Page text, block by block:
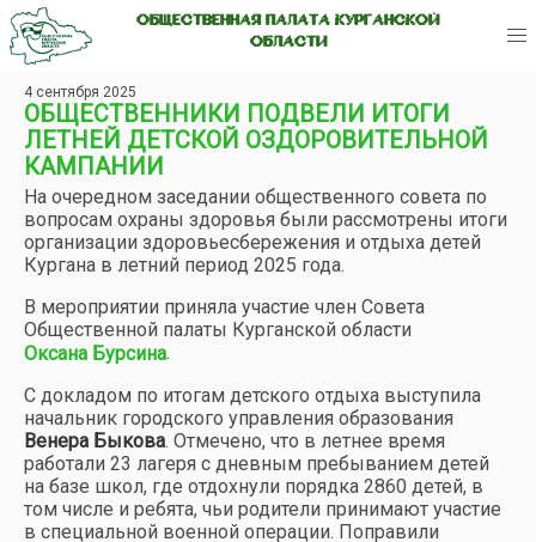
ОБЩЕСТВЕННАЯ ПАЛАТА КУРГАНСКОЙ
ОБЛАСТИ
4 сентября 2025
ОБЩЕСТВЕННИКИ ПОДВЕЛИ ИТОГИ
ЛЕТНЕЙ ДЕТСКОЙ ОЗДОРОВИТЕЛЬНОЙ
КАМПАНИИ
На очередном заседании общественного совета по
вопросам охраны здоровья были рассмотрены итоги
организации здоровьесбережения и отдыха детей
Кургана в летний период 2025 года.
В мероприятии приняла участие член Совета
Общественной палаты Курганской области
Оксана Бурсина.
С докладом по итогам детского отдыха выступила
начальник городского управления образования
Венера Быкова. Отмечено, что в летнее время
работали 23 лагеря с дневным пребыванием детей
на базе школ, где отдохнули порядка 2860 детей, в
том числе и ребята, чьи родители принимают участие
в специальной военной операции. Поправили